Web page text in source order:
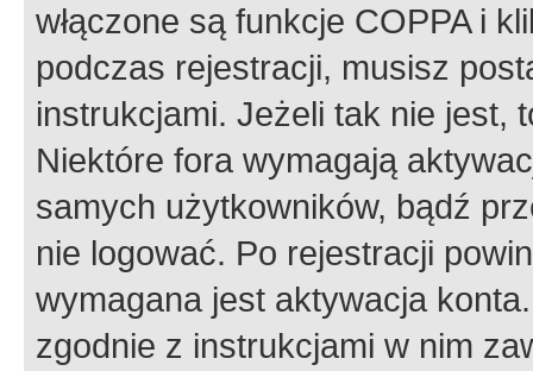
włączone są funkcje COPPA i
podczas rejestracji, musisz
instrukcjami. Jeżeli tak nie jest,
Niektóre fora wymagają
samych użytkowników, bądź
nie logować. Po rejestracji
wymagana jest aktywacja
zgodnie z instrukcjami w nim